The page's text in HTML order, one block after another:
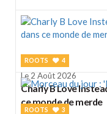
ROOTS 4
Le 2 Août 2026
Charly B Love
ce monde de merde
ROOTS 3